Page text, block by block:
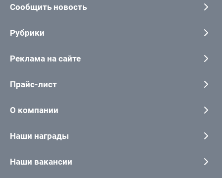
Сообщить новость
Рубрики
Реклама на сайте
Прайс-лист
О компании
Наши награды
Наши вакансии